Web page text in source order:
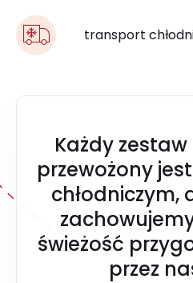
transport
Każdy
przewożony
chłodniczym,
świeżość
przez